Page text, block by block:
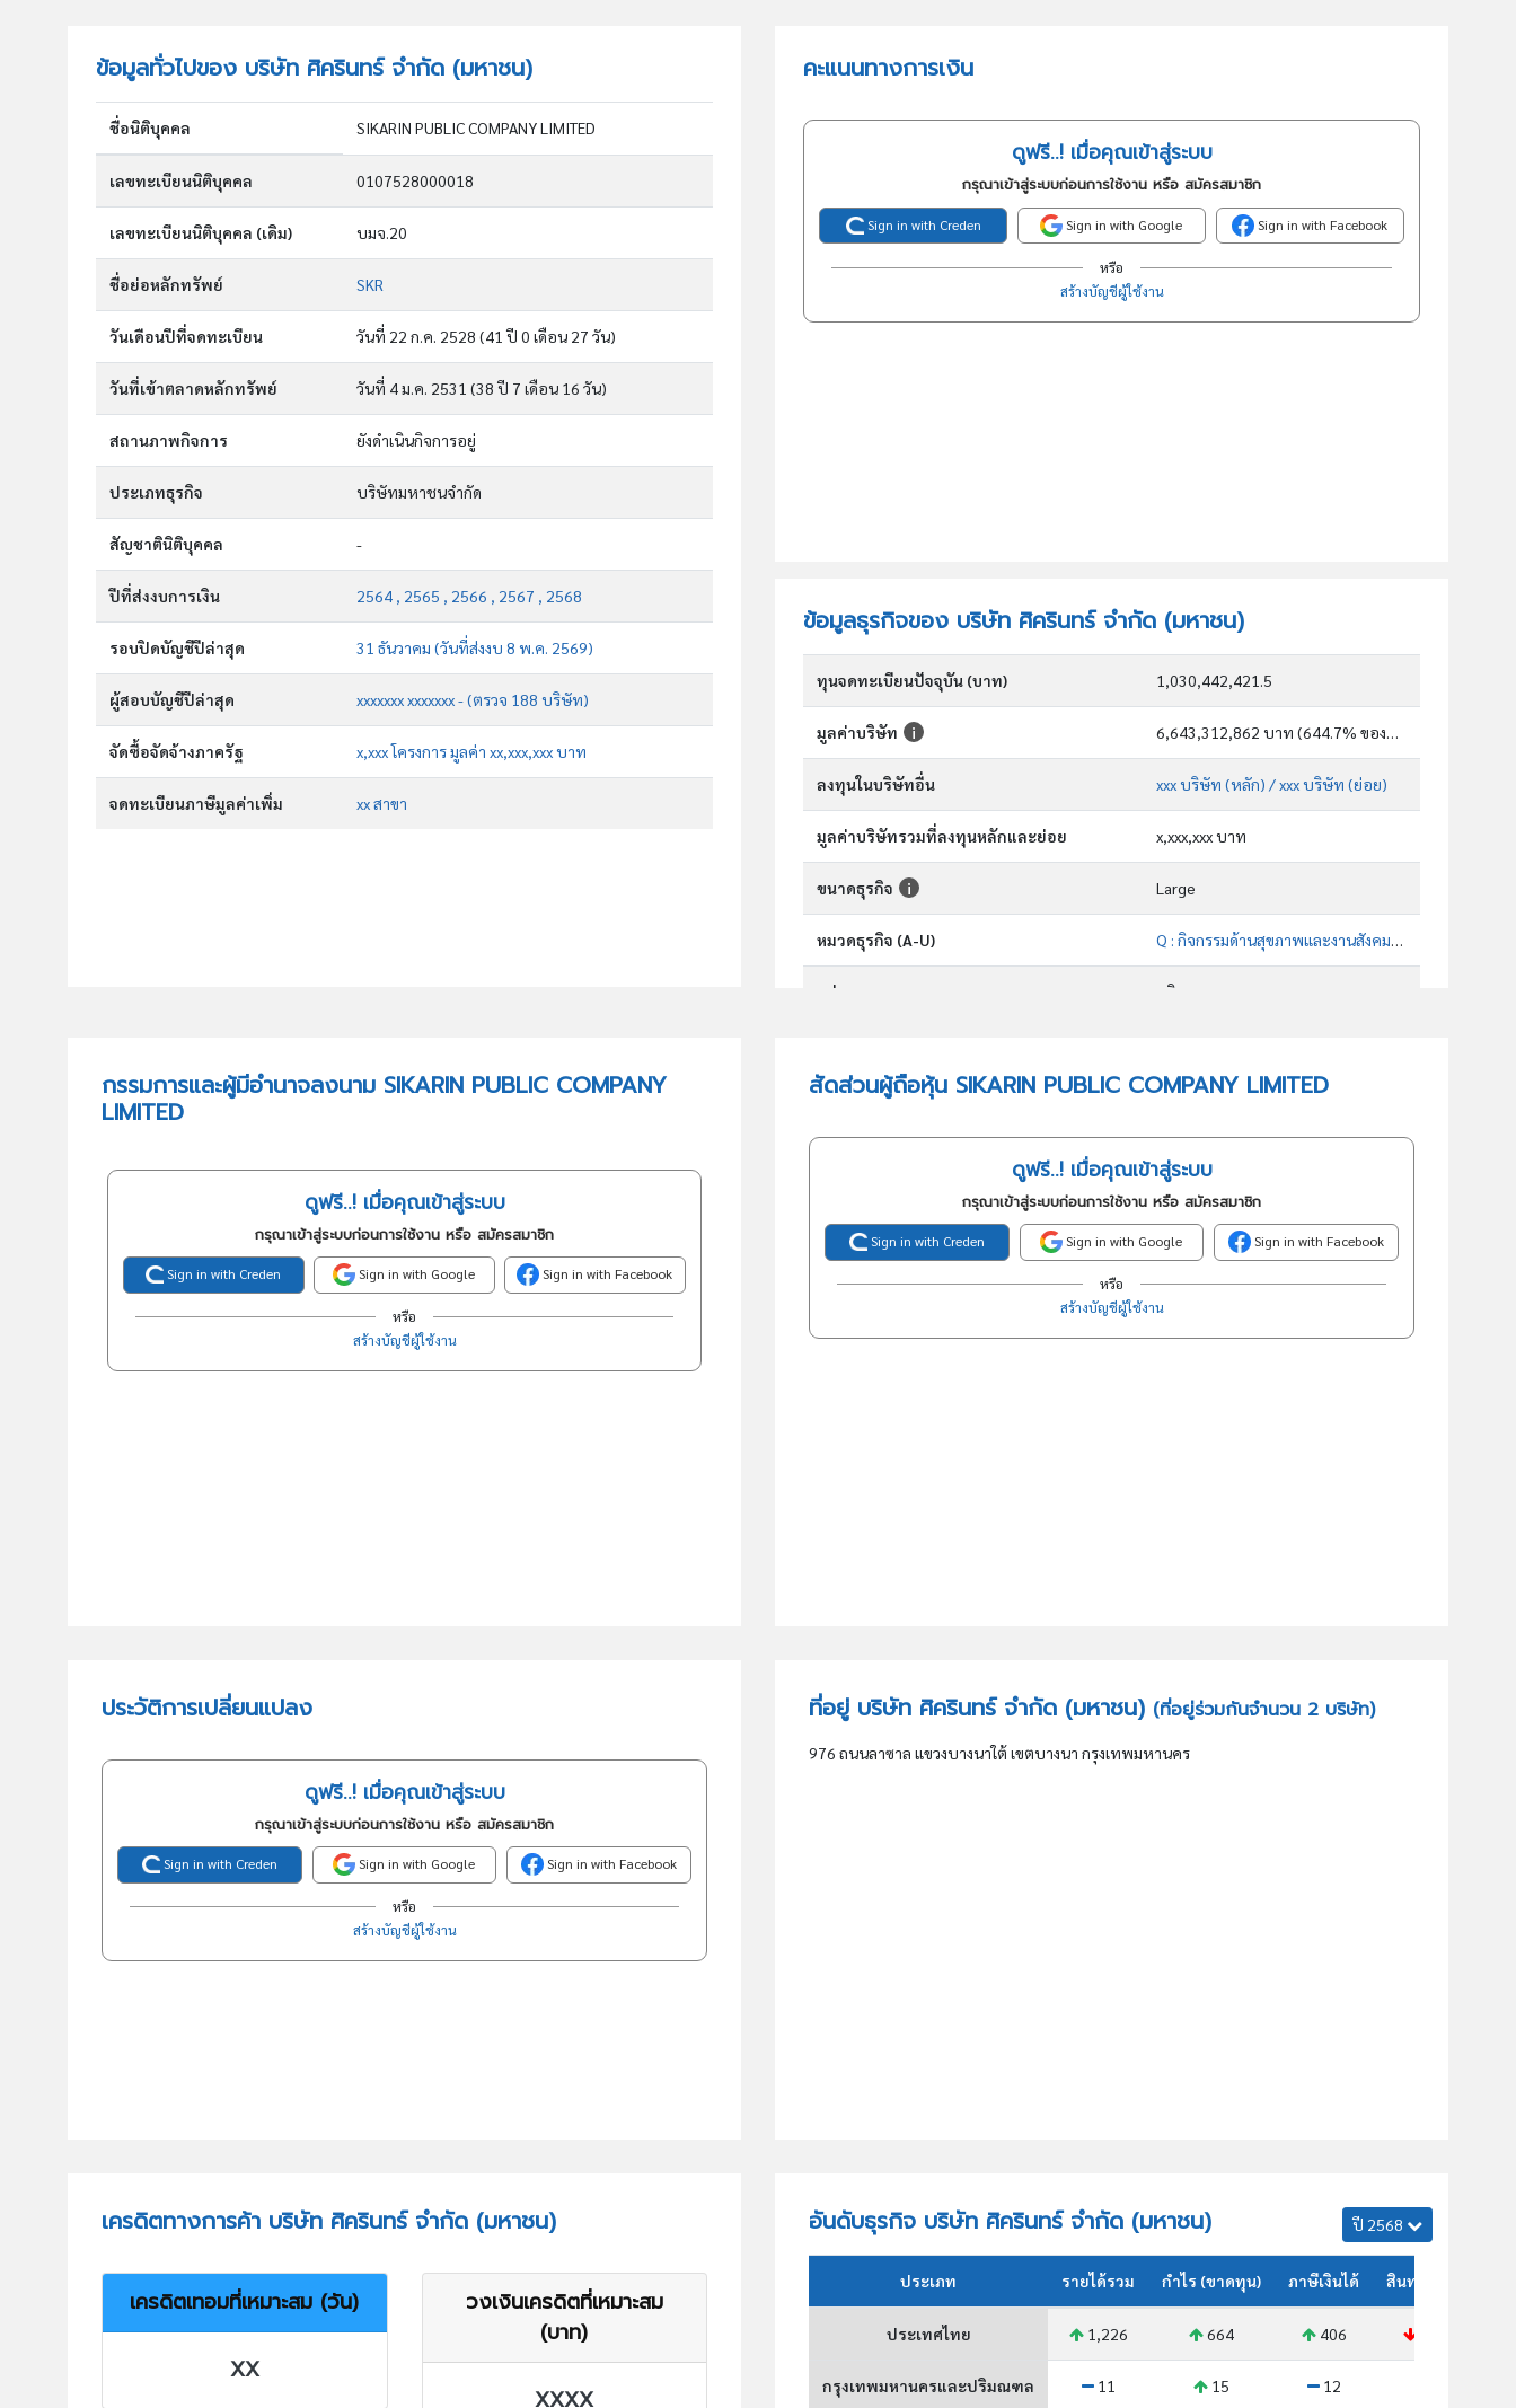
ข้อมูลทั่วไปของ บริษัท ศิครินทร์ จำกัด (มหาชน)
ชื่อนิติบุคคล SIKARIN PUBLIC COMPANY LIMITED
เลขทะเบียนนิติบุคคล 0107528000018
เลขทะเบียนนิติบุคคล (เดิม) บมจ.20
ชื่อย่อหลักทรัพย์ SKR
วันเดือนปีที่จดทะเบียน วันที่ 22 ก.ค. 2528 (41 ปี 0 เดือน 27 วัน)
วันที่เข้าตลาดหลักทรัพย์ วันที่ 4 ม.ค. 2531 (38 ปี 7 เดือน 16 วัน)
สถานภาพกิจการ ยังดำเนินกิจการอยู่
ประเภทธุรกิจ บริษัทมหาชนจำกัด
สัญชาตินิติบุคคล -
ปีที่ส่งงบการเงิน 2564 , 2565 , 2566 , 2567 , 2568
รอบปิดบัญชีปีล่าสุด 31 ธันวาคม (วันที่ส่งงบ 8 พ.ค. 2569)
ผู้สอบบัญชีปีล่าสุด xxxxxxx xxxxxxx - (ตรวจ 188 บริษัท)
จัดซื้อจัดจ้างภาครัฐ x,xxx โครงการ มูลค่า xx,xxx,xxx บาท
จดทะเบียนภาษีมูลค่าเพิ่ม xx สาขา
คะแนนทางการเงิน
ดูฟรี..! เมื่อคุณเข้าสู่ระบบ
กรุณาเข้าสู่ระบบก่อนการใช้งาน หรือ สมัครสมาชิก
Sign in with Creden Sign in with Google Sign in with Facebook
หรือ
สร้างบัญชีผู้ใช้งาน
ข้อมูลธุรกิจของ บริษัท ศิครินทร์ จำกัด (มหาชน)
ทุนจดทะเบียนปัจจุบัน (บาท) 1,030,442,421.5
มูลค่าบริษัท 6,643,312,862 บาท (644.7% ของทุน)
ลงทุนในบริษัทอื่น xxx บริษัท (หลัก) / xxx บริษัท (ย่อย)
มูลค่าบริษัทรวมที่ลงทุนหลักและย่อย x,xxx,xxx บาท
ขนาดธุรกิจ Large
หมวดธุรกิจ (A-U) Q : กิจกรรมด้านสุขภาพและงานสังคมสงเคราะห์
กลุ่มอุตสาหกรรม บริการ
อันดับธุรกิจในกลุ่มนี้
วัตถุประสงค์ กิจกรรมโรงพยาบาล
กรรมการและผู้มีอำนาจลงนาม SIKARIN PUBLIC COMPANY
LIMITED
ดูฟรี..! เมื่อคุณเข้าสู่ระบบ
กรุณาเข้าสู่ระบบก่อนการใช้งาน หรือ สมัครสมาชิก
Sign in with Creden Sign in with Google Sign in with Facebook
หรือ
สร้างบัญชีผู้ใช้งาน
สัดส่วนผู้ถือหุ้น SIKARIN PUBLIC COMPANY LIMITED
ดูฟรี..! เมื่อคุณเข้าสู่ระบบ
กรุณาเข้าสู่ระบบก่อนการใช้งาน หรือ สมัครสมาชิก
Sign in with Creden Sign in with Google Sign in with Facebook
หรือ
สร้างบัญชีผู้ใช้งาน
ประวัติการเปลี่ยนแปลง
ดูฟรี..! เมื่อคุณเข้าสู่ระบบ
กรุณาเข้าสู่ระบบก่อนการใช้งาน หรือ สมัครสมาชิก
Sign in with Creden Sign in with Google Sign in with Facebook
หรือ
สร้างบัญชีผู้ใช้งาน
ที่อยู่ บริษัท ศิครินทร์ จำกัด (มหาชน) (ที่อยู่ร่วมกันจำนวน 2 บริษัท)
976 ถนนลาซาล แขวงบางนาใต้ เขตบางนา กรุงเทพมหานคร
เครดิตทางการค้า บริษัท ศิครินทร์ จำกัด (มหาชน)
เครดิตเทอมที่เหมาะสม (วัน)
XX
วงเงินเครดิตที่เหมาะสม
(บาท)
XXXX
อันดับธุรกิจ บริษัท ศิครินทร์ จำกัด (มหาชน) ปี 2568
ประเภท รายได้รวม กำไร (ขาดทุน) ภาษีเงินได้ สินทรัพย์รวม
ประเทศไทย 1,226 664 406
กรุงเทพมหานครและปริมณฑล 11 15 12